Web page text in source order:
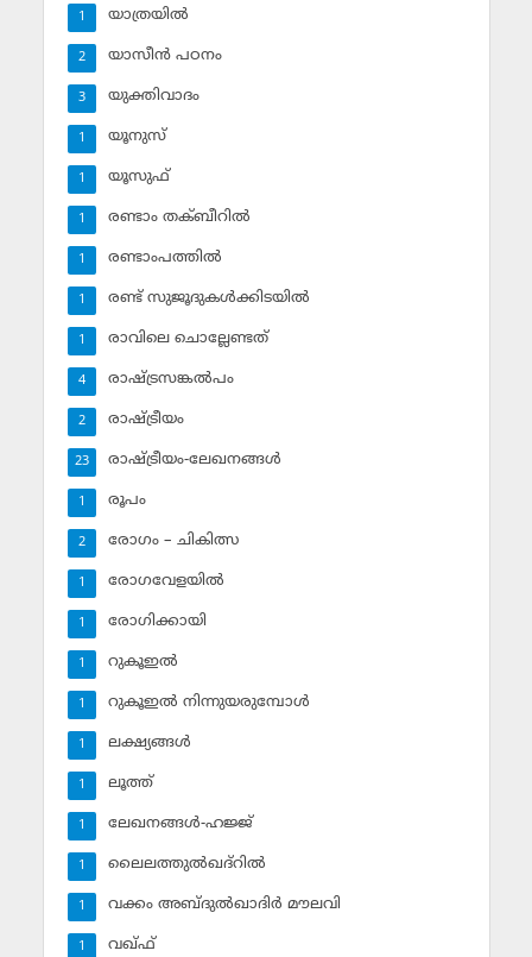
യാത്രയില്‍
1
യാസീന്‍ പഠനം
2
യുക്തിവാദം
3
യൂനുസ്‌
1
യൂസുഫ്‌
1
രണ്ടാം തക്ബീറില്‍
1
രണ്ടാംപത്തില്‍
1
രണ്ട് സുജൂദുകള്‍ക്കിടയില്‍
1
രാവിലെ ചൊല്ലേണ്ടത്
1
രാഷ്ട്രസങ്കല്‍പം
4
രാഷ്ട്രീയം
2
രാഷ്ട്രീയം-ലേഖനങ്ങള്‍
23
രൂപം
1
രോഗം – ചികിത്സ
2
രോഗവേളയില്‍
1
രോഗിക്കായി
1
റുകൂഇല്‍
1
റുകൂഇല്‍ നിന്നുയരുമ്പോള്‍
1
ലക്ഷ്യങ്ങള്‍
1
ലൂത്ത്‌
1
ലേഖനങ്ങള്‍-ഹജ്ജ്‌
1
ലൈലത്തുല്‍ഖദ്‌റില്‍
1
വക്കം അബ്ദുല്‍ഖാദിര്‍ മൗലവി
1
വഖ്ഫ്
1